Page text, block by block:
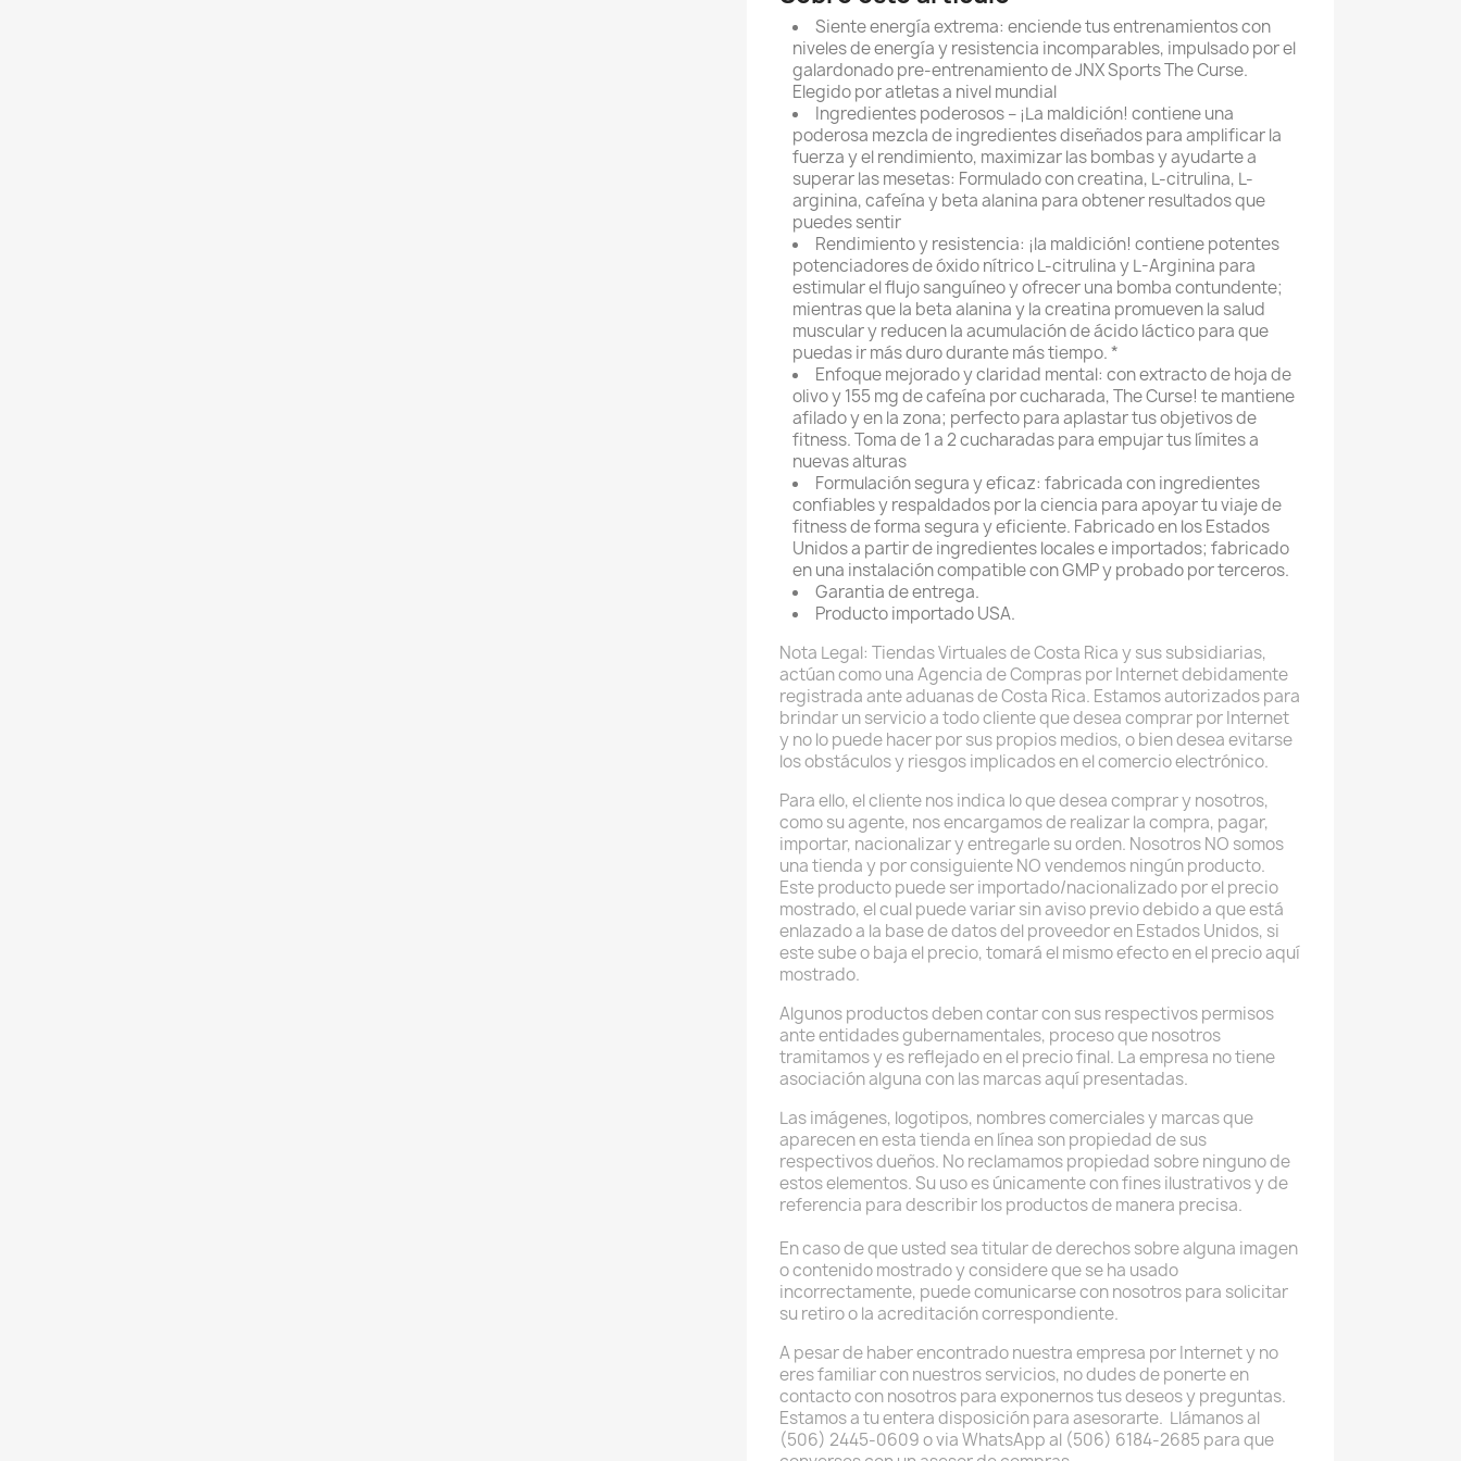
Siente energía extrema: enciende tus entrenamientos con
niveles de energía y resistencia incomparables, impulsado por el
galardonado pre-entrenamiento de JNX Sports The Curse.
Elegido por atletas a nivel mundial
Ingredientes poderosos – ¡La maldición! contiene una
poderosa mezcla de ingredientes diseñados para amplificar la
fuerza y el rendimiento, maximizar las bombas y ayudarte a
superar las mesetas: Formulado con creatina, L-citrulina, L-
arginina, cafeína y beta alanina para obtener resultados que
puedes sentir
Rendimiento y resistencia: ¡la maldición! contiene potentes
potenciadores de óxido nítrico L-citrulina y L-Arginina para
estimular el flujo sanguíneo y ofrecer una bomba contundente;
mientras que la beta alanina y la creatina promueven la salud
muscular y reducen la acumulación de ácido láctico para que
puedas ir más duro durante más tiempo. *
Enfoque mejorado y claridad mental: con extracto de hoja de
olivo y 155 mg de cafeína por cucharada, The Curse! te mantiene
afilado y en la zona; perfecto para aplastar tus objetivos de
fitness. Toma de 1 a 2 cucharadas para empujar tus límites a
nuevas alturas
Formulación segura y eficaz: fabricada con ingredientes
confiables y respaldados por la ciencia para apoyar tu viaje de
fitness de forma segura y eficiente. Fabricado en los Estados
Unidos a partir de ingredientes locales e importados; fabricado
en una instalación compatible con GMP y probado por terceros.
Garantia de entrega.
Producto importado USA.
Nota Legal: Tiendas Virtuales de Costa Rica y sus subsidiarias,
actúan como una Agencia de Compras por Internet debidamente
registrada ante aduanas de Costa Rica. Estamos autorizados para
brindar un servicio a todo cliente que desea comprar por Internet
y no lo puede hacer por sus propios medios, o bien desea evitarse
los obstáculos y riesgos implicados en el comercio electrónico.
Para ello, el cliente nos indica lo que desea comprar y nosotros,
como su agente, nos encargamos de realizar la compra, pagar,
importar, nacionalizar y entregarle su orden. Nosotros NO somos
una tienda y por consiguiente NO vendemos ningún producto.
Este producto puede ser importado/nacionalizado por el precio
mostrado, el cual puede variar sin aviso previo debido a que está
enlazado a la base de datos del proveedor en Estados Unidos, si
este sube o baja el precio, tomará el mismo efecto en el precio aquí
mostrado.
Algunos productos deben contar con sus respectivos permisos
ante entidades gubernamentales, proceso que nosotros
tramitamos y es reflejado en el precio final. La empresa no tiene
asociación alguna con las marcas aquí presentadas.
Las imágenes, logotipos, nombres comerciales y marcas que
aparecen en esta tienda en línea son propiedad de sus
respectivos dueños. No reclamamos propiedad sobre ninguno de
estos elementos. Su uso es únicamente con fines ilustrativos y de
referencia para describir los productos de manera precisa.
En caso de que usted sea titular de derechos sobre alguna imagen
o contenido mostrado y considere que se ha usado
incorrectamente, puede comunicarse con nosotros para solicitar
su retiro o la acreditación correspondiente.
A pesar de haber encontrado nuestra empresa por Internet y no
eres familiar con nuestros servicios, no dudes de ponerte en
contacto con nosotros para exponernos tus deseos y preguntas.
Estamos a tu entera disposición para asesorarte. Llámanos al
(506) 2445-0609 o via WhatsApp al (506) 6184-2685 para que